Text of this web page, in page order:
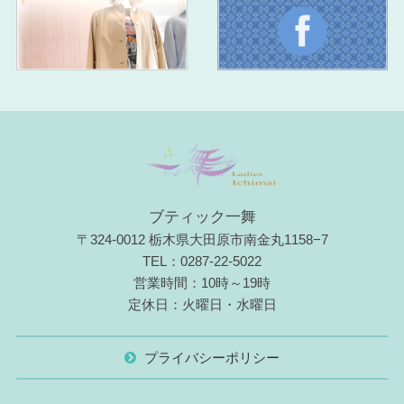
ブティック一舞
〒324-0012 栃木県大田原市南金丸1158−7
TEL：0287-22-5022
営業時間：10時～19時
定休日：火曜日・水曜日
プライバシーポリシー